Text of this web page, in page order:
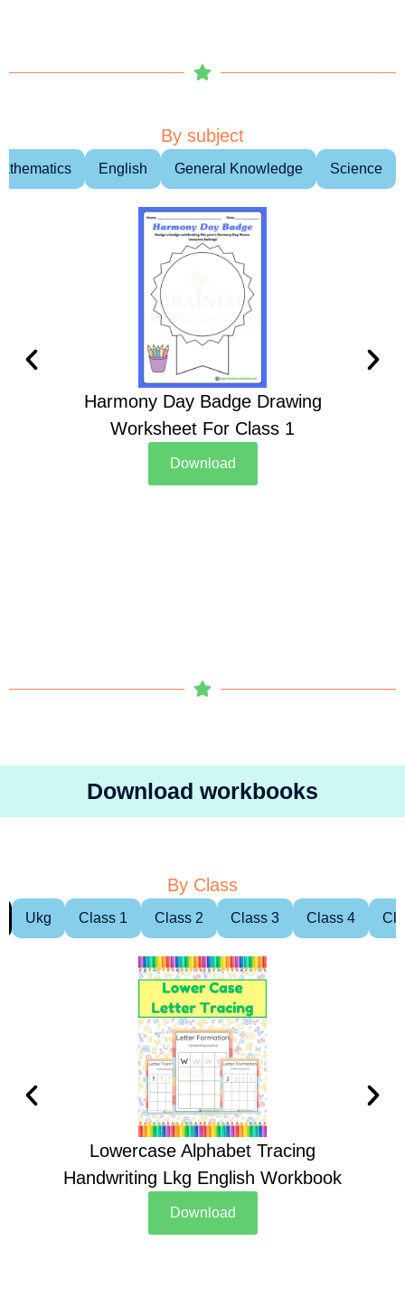
By subject
English General Knowledge Science
Harmony Day Badge Drawing
Worksheet For Class 1
Download
Download workbooks
By Class
Ukg Class 1 Class 2 Class 3 Class 4
Lowercase Alphabet Tracing
Handwriting Lkg English Workbook
Download